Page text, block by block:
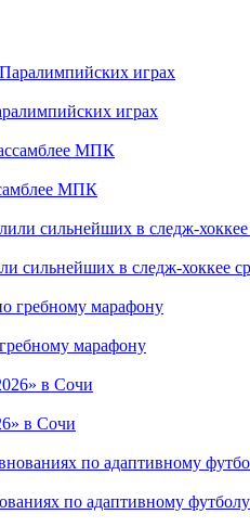
играх
МПК
сильнейших в следж-хоккее
марафону
в Сочи
по адаптивному